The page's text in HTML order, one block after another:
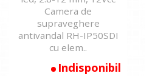
Camera de
supraveghere
antivandal RH-IP50SDI
cu elem..
Indisponibil